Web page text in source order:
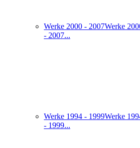
Werke 2000 - 2007Werke
- 2007...
Werke 1994 - 1999Werke
- 1999...